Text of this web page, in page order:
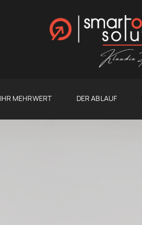
IHR MEHRWERT DER ABLAUF